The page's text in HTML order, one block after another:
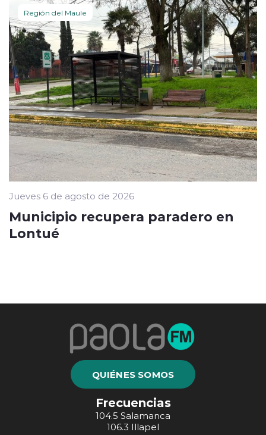
Región del Maule
Jueves 6 de agosto de 2026
Municipio recupera paradero en
Lontué
QUIÉNES SOMOS
Frecuencias
104.5 Salamanca
106.3 Illapel